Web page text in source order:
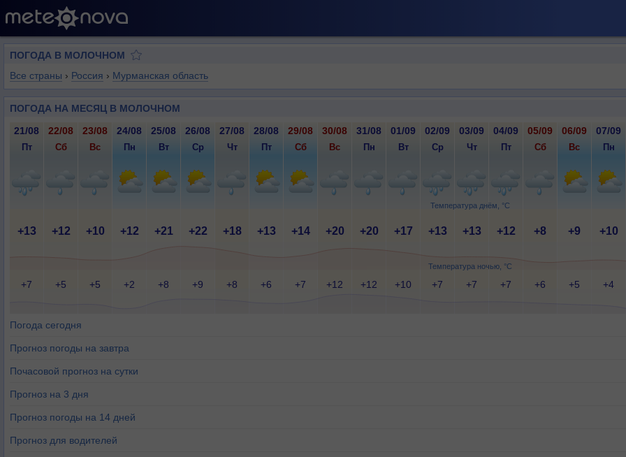
ПОГОДА В МОЛОЧНОМ
Все страны › Россия › Мурманская область
ПОГОДА НА МЕСЯЦ В МОЛОЧНОМ
Температура днём, °C
Температура ночью, °C
21/08 22/08 23/08 24/08 25/08 26/08 27/08 28/08 29/08 30/08 31/08 01/09 02/09 03/09 04/09 05/09 06/09 07/09
Пт Сб Вс Пн Вт Ср Чт Пт Сб Вс Пн Вт Ср Чт Пт Сб Вс Пн
+13 +12 +10 +12 +21 +22 +18 +13 +14 +20 +20 +17 +13 +13 +12 +8 +9 +10
+7 +5 +5 +2 +8 +9 +8 +6 +7 +12 +12 +10 +7 +7 +7 +6 +5 +4
Погода сегодня
Прогноз погоды на завтра
Почасовой прогноз на сутки
Прогноз на 3 дня
Прогноз погоды на 14 дней
Прогноз для водителей